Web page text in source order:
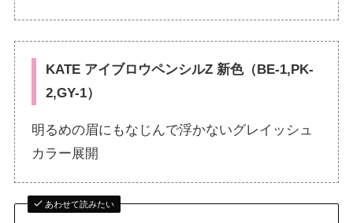
KATE アイブロウペンシルZ 新色（BE-1,PK-
2,GY-1）
明るめの眉にもなじんで浮かないグレイッシュ
カラー展開
あわせて読みたい